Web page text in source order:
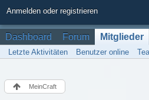
Anmelden oder registrieren
Dashboard Forum Mitglieder
Letzte Aktivitäten Benutzer online
MeinCraft